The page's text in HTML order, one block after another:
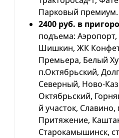
Парковый премиум.
2400 руб. в
подъема:
Шишкин, ЖК
Премьера, Белый
п.Октябрьский,
Северный, Ново-
Октябрьский,
й участок,
Притяжение,
Старокамышинск,